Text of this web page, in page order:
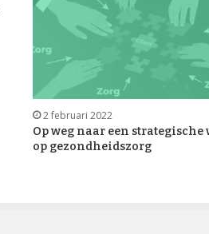
2 februari 2022
Op weg naar een strategische
op gezondheidszorg